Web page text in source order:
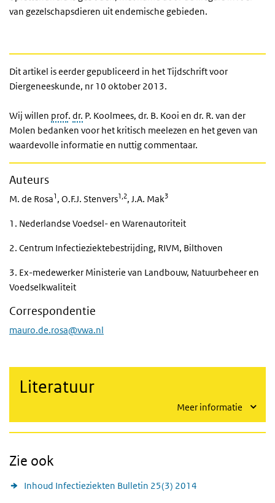
van gezelschapsdieren uit endemische gebieden.
Dit artikel is eerder gepubliceerd in het Tijdschrift voor
Diergeneeskunde, nr 10 oktober 2013.
Wij willen prof. dr. P. Koolmees, dr. B. Kooi en dr. R. van der
Molen bedanken voor het kritisch meelezen en het geven van
waardevolle informatie en nuttig commentaar.
Auteurs
M. de Rosa1, O.F.J. Stenvers1,2, J.A. Mak3
1. Nederlandse Voedsel- en Warenautoriteit
2. Centrum Infectieziektebestrijding, RIVM, Bilthoven
3. Ex-medewerker Ministerie van Landbouw, Natuurbeheer en
Voedselkwaliteit
Correspondentie
mauro.de.rosa@vwa.nl
Literatuur
Meer informatie
Zie ook
Inhoud Infectieziekten Bulletin 25(3) 2014